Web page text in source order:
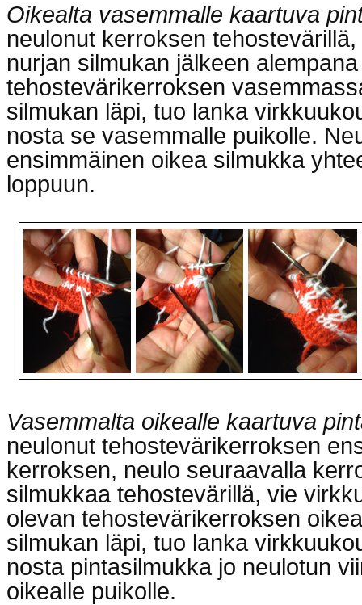
Oikealta vasemmalle kaartuva
neulonut kerroksen
nurjan silmukan jälkeen
tehostevärikerroksen
silmukan läpi, tuo lanka
nosta se vasemmalle puikolle.
ensimmäinen oikea silmukka
loppuun.
Vasemmalta oikealle kaartuva
neulonut tehostevärikerroksen
kerroksen, neulo seuraavalla
silmukkaa tehostevärillä, vie
olevan tehostevärikerroksen
silmukan läpi, tuo lanka
nosta pintasilmukka jo neulotun
oikealle puikolle.